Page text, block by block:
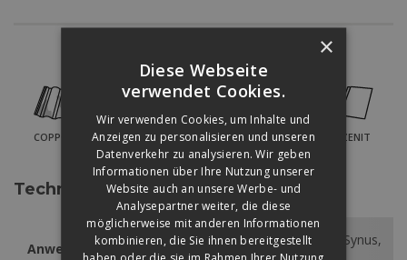
Für folgende Produktfamilien verwendbar:
COPPO RENOVA PLUS RUNDO SYNUS ZENIT
Technische Daten
Anwendbar
Coppo, Renova Plus, Rundo, Synus,
×
Diese Webseite
verwendet Cookies.
Wir verwenden Cookies, um Inhalte und
Anzeigen zu personalisieren und unseren
Datenverkehr zu analysieren. Wir geben
Informationen über Ihre Nutzung unserer
Website auch an unsere Werbe- und
Analysepartner weiter, die diese
möglicherweise mit anderen Informationen
kombinieren, die Sie ihnen bereitgestellt